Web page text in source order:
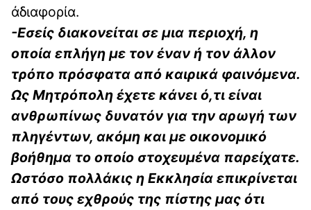
ἀδιαφορία.
-Εσείς διακονείται σε μια περιοχή, η
οποία επλήγη με τον έναν ή τον άλλον
τρόπο πρόσφατα από καιρικά φαινόμενα.
Ως Μητρόπολη έχετε κάνει ό,τι είναι
ανθρωπίνως δυνατόν για την αρωγή των
πληγέντων, ακόμη και με οικονομικό
βοήθημα το οποίο στοχευμένα παρείχατε.
Ωστόσο πολλάκις η Εκκλησία επικρίνεται
από τους εχθρούς της πίστης μας ότι